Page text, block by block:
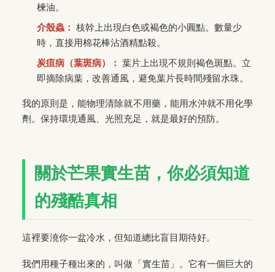
楝油。
介殼蟲： 枝幹上出現白色或褐色的小圓點。數量少
時，直接用棉花棒沾酒精點殺。
炭疽病（葉斑病）： 葉片上出現不規則褐色斑點。立
即摘除病葉，改善通風，避免葉片長時間殘留水珠。
我的原則是，能物理清除就不用藥，能用水沖就不用化學
劑。保持環境通風、光照充足，就是最好的預防。
關於芒果實生苗，你必須知道
的殘酷真相
這裡要澆你一盆冷水，但知道總比盲目期待好。
我們用種子種出來的，叫做「實生苗」。它有一個巨大的